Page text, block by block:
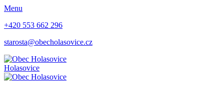
Menu
+420 553 662 296
starosta@obecholasovice.cz
Holasovice